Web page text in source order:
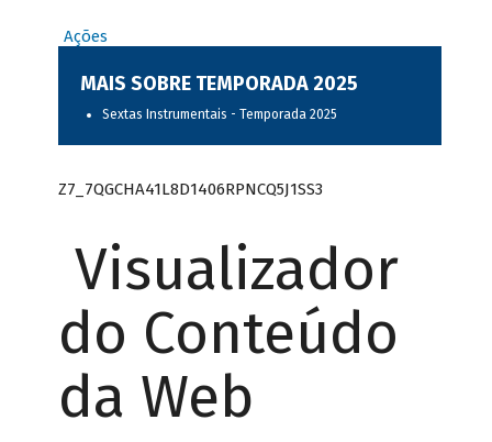
Ações
MAIS SOBRE TEMPORADA 2025
Sextas Instrumentais - Temporada 2025
Z7_7QGCHA41L8D1406RPNCQ5J1SS3
Visualizador
do Conteúdo
da Web